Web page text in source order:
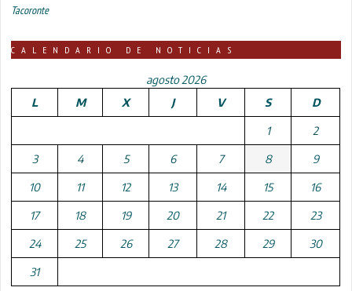
Tacoronte
CALENDARIO DE NOTICIAS
agosto 2026
L
M X J V S D
1 2
3 4 5 6 7 8 9
10 11 12 13 14 15 16
17 18 19 20 21 22 23
24 25 26 27 28 29 30
31